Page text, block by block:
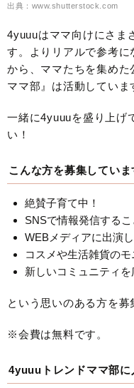
出典：www.shutterstock.com
4yuuuはママ向けにさま
す。よりリアルで参考
から、ママたちを集め
ママ部』は活動してい
一緒に4yuuuを盛り上げ
い！
こんな方を募集していま
絶賛子育て中！
SNSで情報発信するこ
WEBメディアに出演
コスメや生活雑貨の
新しいコミュニティを
という思いのある方を募
※会費は無料です。
4yuuuトレンドママ部に